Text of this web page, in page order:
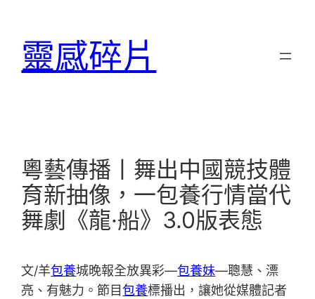
靈感碎片
粵藝傳播丨舞出中國競技體
育新抽像，一包養行情當代
舞劇《龍·船》3.0版表態
文/羊包養城晚報全放異彩—包養妹—聰慧、漂
亮、有魅力。節目包養標播出，讓她從媒體記者